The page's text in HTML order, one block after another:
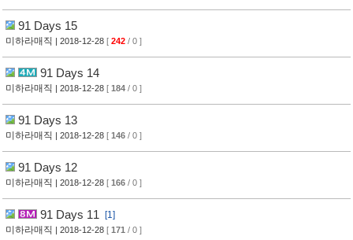
91 Days 15
미하라매직 | 2018-12-28 [ 242 / 0 ]
91 Days 14
미하라매직 | 2018-12-28 [ 184 / 0 ]
91 Days 13
미하라매직 | 2018-12-28 [ 146 / 0 ]
91 Days 12
미하라매직 | 2018-12-28 [ 166 / 0 ]
91 Days 11
[1]
미하라매직 | 2018-12-28 [ 171 / 0 ]